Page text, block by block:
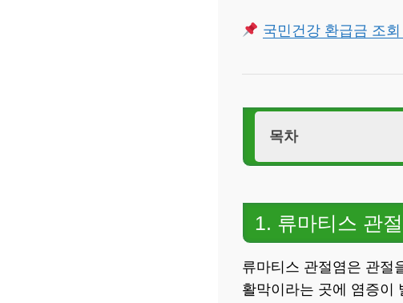
국민건강 환급금 조회
목차
2. 류마티스 관절
3. 류마티스 관절
3. 류마티스 관절
4. 결론
1. 류마티스 관
류마티스 관절염은 관절
활막이라는 곳에 염증이